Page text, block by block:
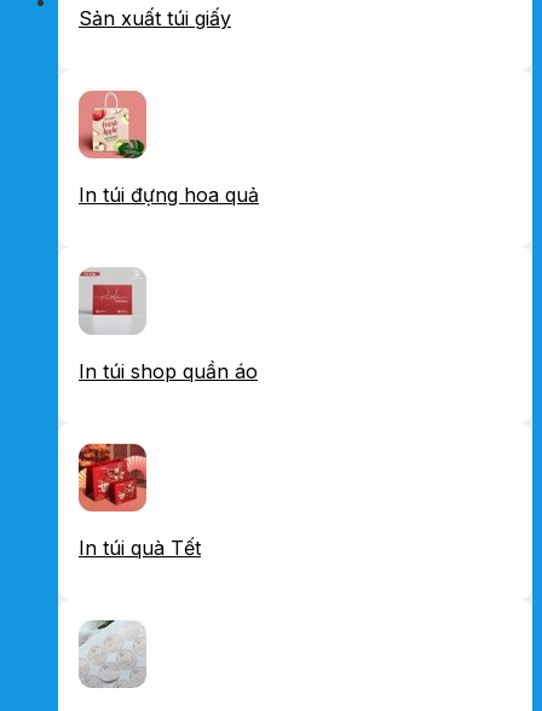
Sản xuất túi giấy
In túi đựng hoa quả
In túi shop quần áo
In túi quà Tết